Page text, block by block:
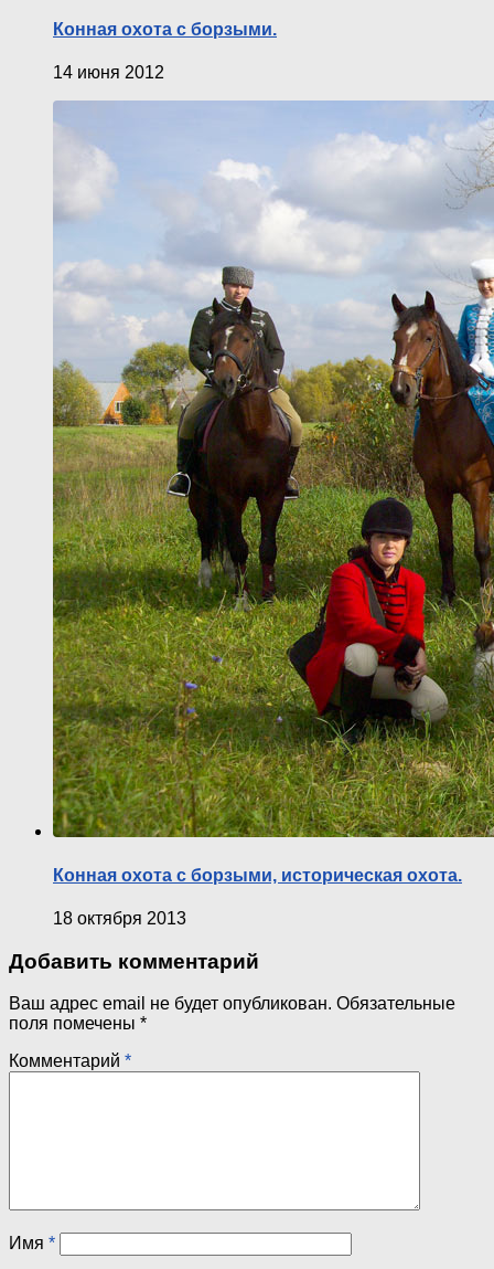
Конная охота с борзыми.
14 июня 2012
Конная охота с борзыми, историческая охота.
18 октября 2013
Добавить комментарий
Ваш адрес email не будет опубликован. Обязательные
поля помечены *
Комментарий *
Имя *